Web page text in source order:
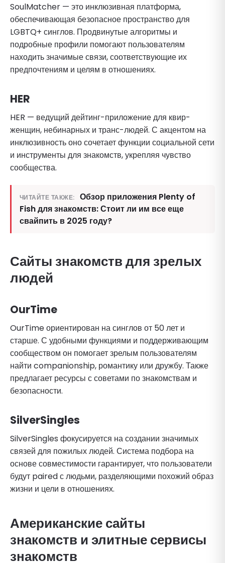
SoulMatcher — это инклюзивная платформа,
обеспечивающая безопасное пространство для
LGBTQ+ синглов. Продвинутые алгоритмы и
подробные профили помогают пользователям
находить значимые связи, соответствующие их
предпочтениям и целям в отношениях.
HER
HER — ведущий дейтинг-приложение для квир-
женщин, небинарных и транс-людей. С акцентом на
инклюзивность оно сочетает функции социальной сети
и инструменты для знакомств, укрепляя чувство
сообщества.
ЧИТАЙТЕ ТАКЖЕ:
Обзор приложения Plenty of
Fish для знакомств: Стоит ли им все еще
свайпить в 2025 году?
Сайты знакомств для зрелых
людей
OurTime
OurTime ориентирован на синглов от 50 лет и
старше. С удобными функциями и поддерживающим
сообществом он помогает зрелым пользователям
найти companionship, романтику или дружбу. Также
предлагает ресурсы с советами по знакомствам и
безопасности.
SilverSingles
SilverSingles фокусируется на создании значимых
связей для пожилых людей. Система подбора на
основе совместимости гарантирует, что пользователи
будут paired с людьми, разделяющими похожий образ
жизни и цели в отношениях.
Американские сайты
знакомств и элитные сервисы
знакомств